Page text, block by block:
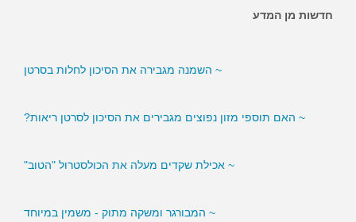
חדשות מן המדע
~ האם ממתיקים מלאכותיים מגבירים את הסיכון לסוכרת?